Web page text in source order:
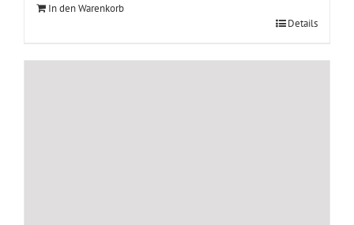
In den Warenkorb
Details